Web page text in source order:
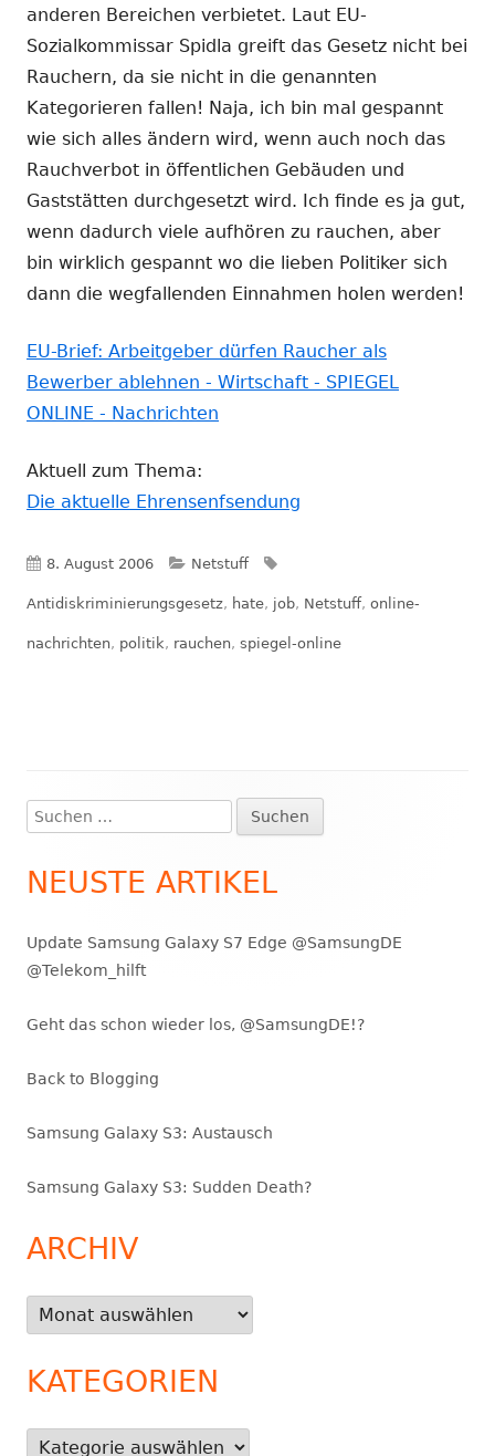
anderen Bereichen verbietet. Laut EU-
Sozialkommissar Spidla greift das Gesetz nicht bei
Rauchern, da sie nicht in die genannten
Kategorieren fallen! Naja, ich bin mal gespannt
wie sich alles ändern wird, wenn auch noch das
Rauchverbot in öffentlichen Gebäuden und
Gaststätten durchgesetzt wird. Ich finde es ja gut,
wenn dadurch viele aufhören zu rauchen, aber
bin wirklich gespannt wo die lieben Politiker sich
dann die wegfallenden Einnahmen holen werden!
EU-Brief: Arbeitgeber dürfen Raucher als
Bewerber ablehnen - Wirtschaft - SPIEGEL
ONLINE - Nachrichten
Aktuell zum Thema:
Die aktuelle Ehrensenfsendung
Veröffentlicht
am
8. August 2006 Kategorien
Netstuff
Antidiskriminierungsgesetz, hate, job, Netstuff, online-
nachrichten, politik, rauchen, spiegel-online
Haupt-
Seitenleiste
Suchen
nach:
NEUSTE ARTIKEL
Update Samsung Galaxy S7 Edge @SamsungDE
@Telekom_hilft
Geht das schon wieder los, @SamsungDE!?
Back to Blogging
Samsung Galaxy S3: Austausch
Samsung Galaxy S3: Sudden Death?
ARCHIV
Archiv
KATEGORIEN
Kategorien